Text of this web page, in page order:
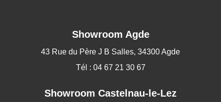
Showroom Agde
43 Rue du Père J B Salles, 34300 Agde
Tél : 04 67 21 30 67
Showroom Castelnau-le-Lez